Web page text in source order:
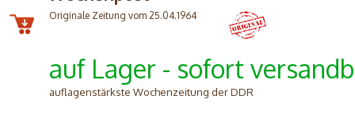
Originale Zeitung vom 25.04.1964
auf Lager - sofort
auflagenstärkste Wochenzeitung der DDR